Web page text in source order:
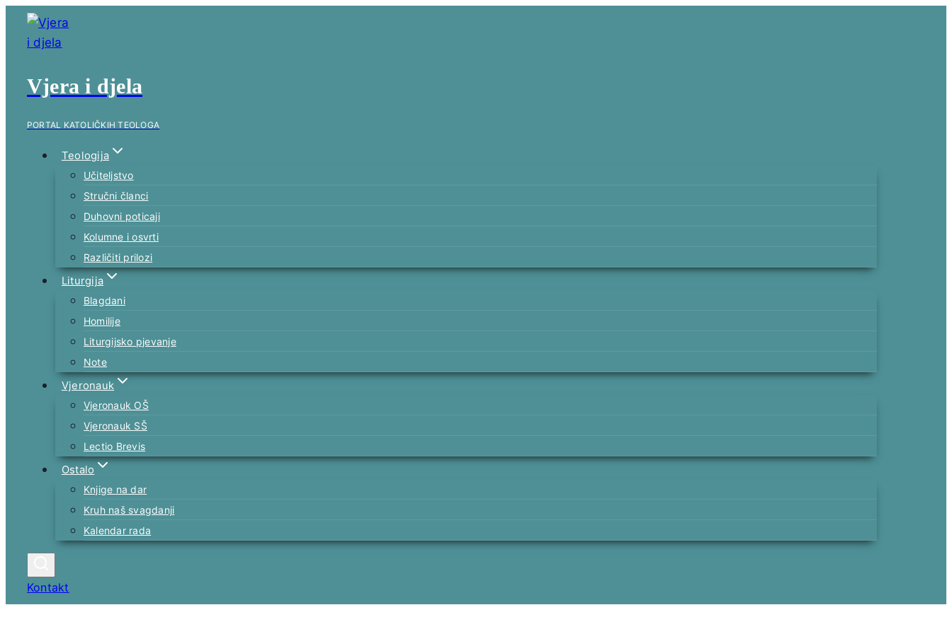
Skip
content
Vjera i djela
PORTAL KATOLIČKIH TEOLOGA
Teologija
Učiteljstvo
Stručni članci
Duhovni poticaji
Kolumne i osvrti
Različiti prilozi
Liturgija
Blagdani
Homilije
Liturgijsko pjevanje
Note
Vjeronauk
Vjeronauk OŠ
Vjeronauk SŠ
Lectio Brevis
Ostalo
Knjige na dar
Kruh naš svagdanji
Kalendar rada
Kontakt